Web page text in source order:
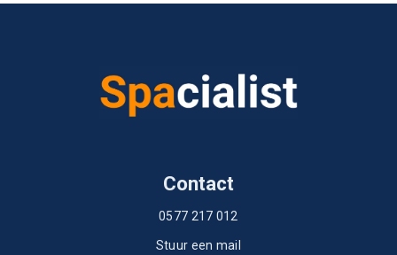
Contact
0577 217 012
Stuur een mail